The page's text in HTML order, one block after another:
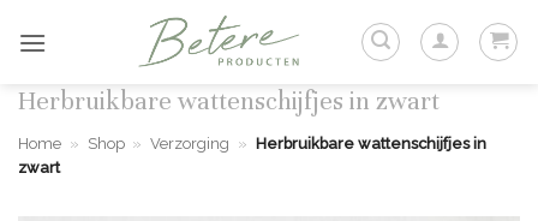
naar
Herbruikbare wattenschijfjes in zwart
Home » Shop » Verzorging » Herbruikbare wattenschijfjes in
zwart